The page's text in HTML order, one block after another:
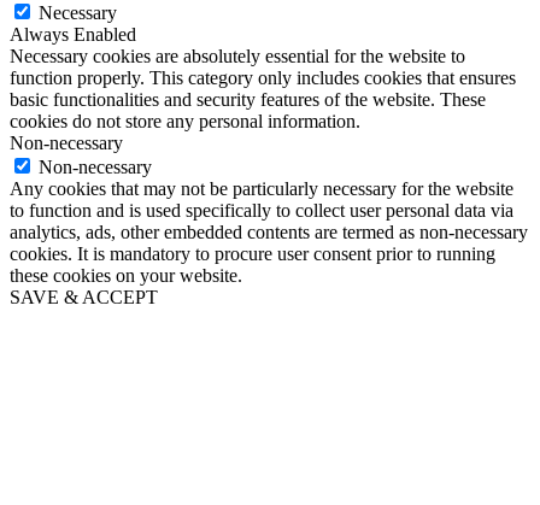
Necessary
Always Enabled
Necessary cookies are absolutely essential for the website to
function properly. This category only includes cookies that ensures
basic functionalities and security features of the website. These
cookies do not store any personal information.
Non-necessary
Non-necessary
Any cookies that may not be particularly necessary for the website
to function and is used specifically to collect user personal data via
analytics, ads, other embedded contents are termed as non-necessary
cookies. It is mandatory to procure user consent prior to running
these cookies on your website.
SAVE & ACCEPT